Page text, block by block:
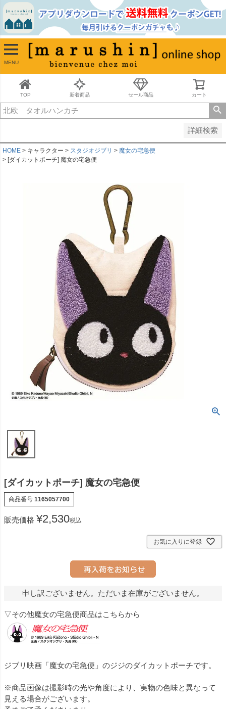
MENU
TOP 新着商品 セール商品 カート
詳細検索
並び順
新着順
古い順
価格が安い順
価格が高い順
キーワードヒット順
HOME キャラクター スタジオジブリ
魔女の宅急便
[ダイカットポーチ] 魔女の宅急便
[ダイカットポーチ] 魔女の宅急便
商品番号 1165057700
販売価格 ¥2,530税込
お気に入りに登録
申し訳ございません。ただいま在庫がございません。
▽その他魔女の宅急便商品はこちらから
ジブリ映画「魔女の宅急便」のジジのダイカットポーチです。
※商品画像は撮影時の光や角度により、実物の色味と異なって
見える場合がございます。